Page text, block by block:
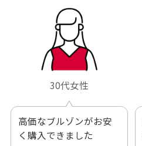
30代女性
高価なブルゾンがお安
く購入できました